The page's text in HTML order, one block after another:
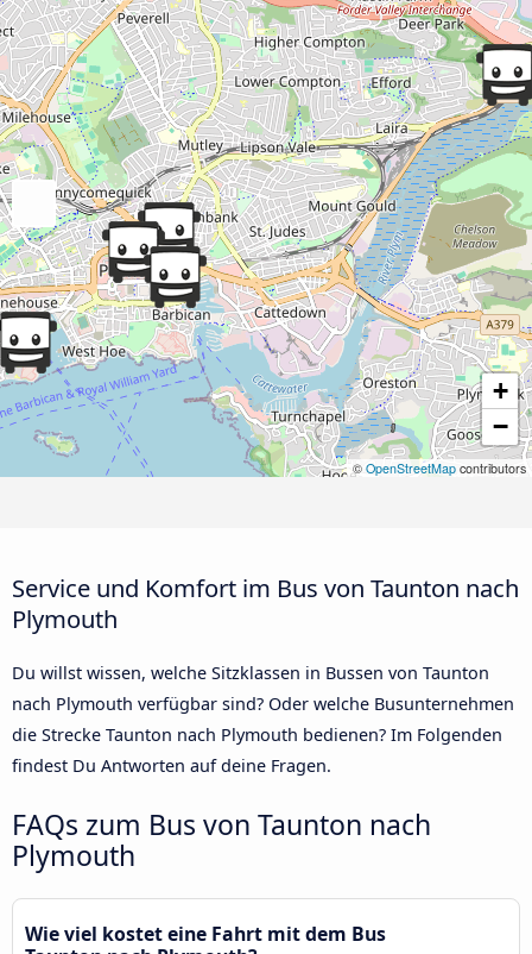
+
−
© OpenStreetMap contributors
Service und Komfort im Bus von Taunton nach
Plymouth
Du willst wissen, welche Sitzklassen in Bussen von Taunton
nach Plymouth verfügbar sind? Oder welche Busunternehmen
die Strecke Taunton nach Plymouth bedienen? Im Folgenden
findest Du Antworten auf deine Fragen.
FAQs zum Bus von Taunton nach
Plymouth
Wie viel kostet eine Fahrt mit dem Bus